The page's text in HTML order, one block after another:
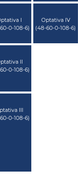
I
0-108-6)
Optativa IV
(48-60-0-108-6)
II
0-108-6)
III
0-108-6)